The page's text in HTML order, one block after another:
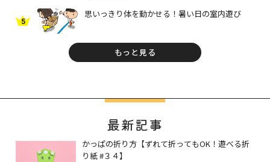
5
思いっきり体を動かせる！暑い日の室内遊び
もっと見る
最新記事
かっぱの折り方【ずれて折ってもOK！遊べる折
り紙 #３４】